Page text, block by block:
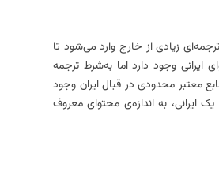
زیادی از خارج وارد می‌شود تا
ایرانی وجود دارد اما به‌شرط ترجمه
معتبر محدودی در قبال ایران وجود
ایرانی، به اندازه‌ی محتوای معروف